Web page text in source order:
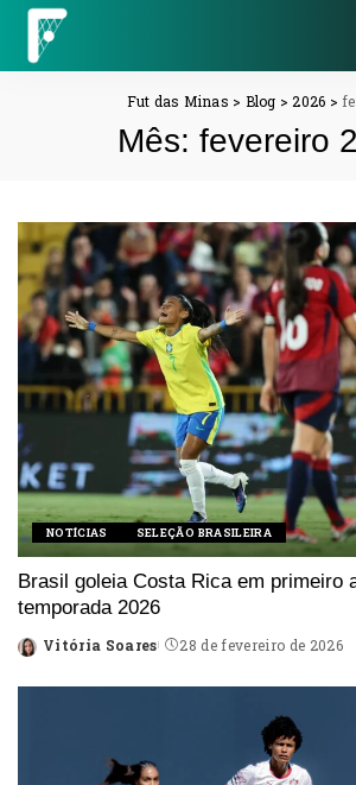
Fut das Minas > Blog >2026 >
Mês: fevereiro
NOTÍCIAS SELEÇÃO BRASILEIRA
Brasil goleia Costa Rica em primeiro
temporada 2026
Posted
Vitória Soares 28 de fevereiro de 2026